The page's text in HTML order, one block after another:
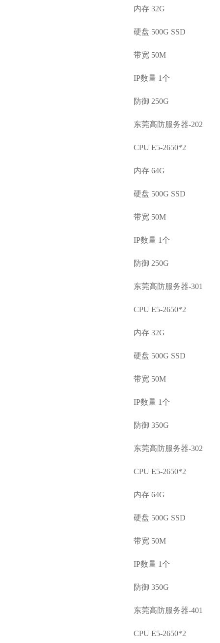
内存 32G
硬盘 500G SSD
带宽 50M
IP数量 1个
防御 250G
东莞高防服务器-202
CPU E5-2650*2
内存 64G
硬盘 500G SSD
带宽 50M
IP数量 1个
防御 250G
东莞高防服务器-301
CPU E5-2650*2
内存 32G
硬盘 500G SSD
带宽 50M
IP数量 1个
防御 350G
东莞高防服务器-302
CPU E5-2650*2
内存 64G
硬盘 500G SSD
带宽 50M
IP数量 1个
防御 350G
东莞高防服务器-401
CPU E5-2650*2